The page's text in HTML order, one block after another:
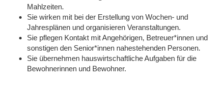
Mahlzeiten.
Sie wirken mit bei der Erstellung von Wochen- und
Jahresplänen und organisieren Veranstaltungen.
Sie pflegen Kontakt mit Angehörigen, Betreuer*innen und
sonstigen den Senior*innen nahestehenden Personen.
Sie übernehmen hauswirtschaftliche Aufgaben für die
Bewohnerinnen und Bewohner.